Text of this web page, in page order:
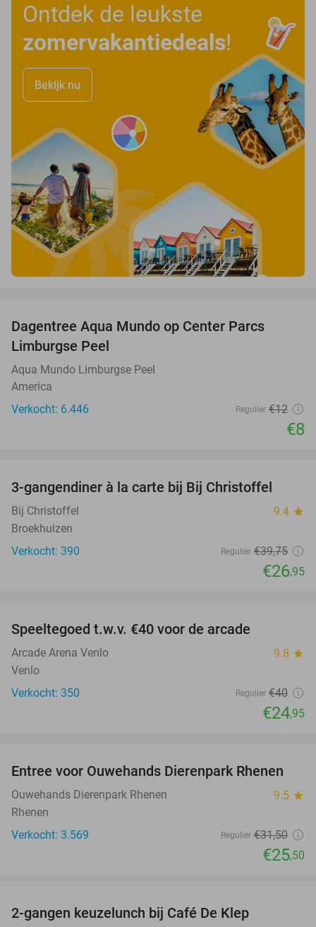
Ontdek de leukste
zomervakantiedeals!
Bekijk nu
Dagentree Aqua Mundo op Center Parcs
Limburgse Peel
Aqua Mundo Limburgse Peel
America
Verkocht: 6.446
Regulier €12
€8
3-gangendiner à la carte bij Bij Christoffel
Bij Christoffel 9.4 star
Broekhuizen
Verkocht: 390
Regulier €39,75
€26,95
Speeltegoed t.w.v. €40 voor de arcade
Arcade Arena Venlo 9.8 star
Venlo
Verkocht: 350
Regulier €40
€24,95
19%
Entree voor Ouwehands Dierenpark Rhenen
Ouwehands Dierenpark Rhenen 9.5 star
Rhenen
Verkocht: 3.569
Regulier €31,50
€25,50
2-gangen keuzelunch bij Café De Klep